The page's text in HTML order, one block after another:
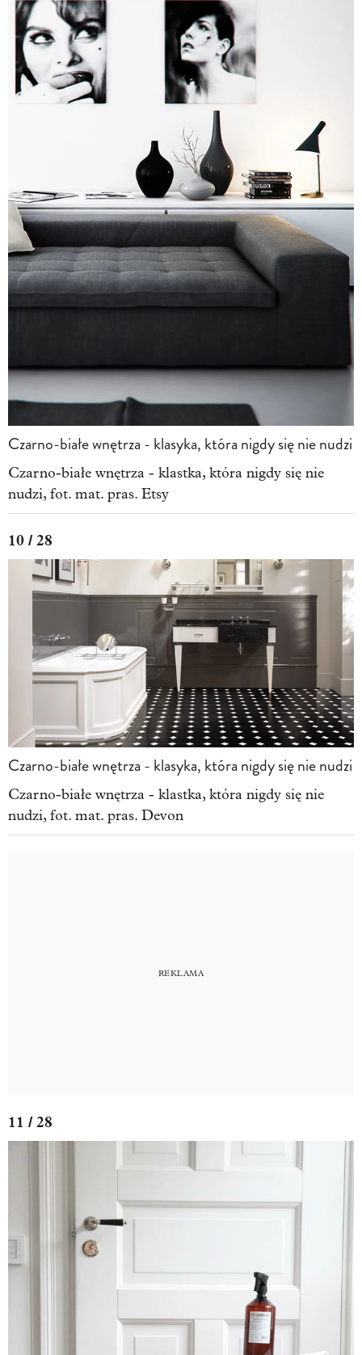
Czarno-białe wnętrza - klasyka, która nigdy się nie nudzi
Czarno-białe wnętrza - klastka, która nigdy się nie
nudzi, fot. mat. pras. Etsy
10 / 28
Czarno-białe wnętrza - klasyka, która nigdy się nie nudzi
Czarno-białe wnętrza - klastka, która nigdy się nie
nudzi, fot. mat. pras. Devon
11 / 28